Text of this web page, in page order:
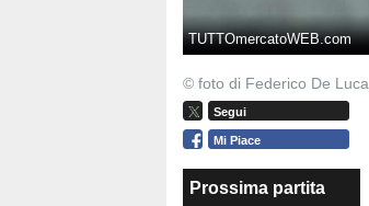
TUTTOmercatoWEB.com
© foto di Federico De Luca
Segui
Mi Piace
Prossima partita